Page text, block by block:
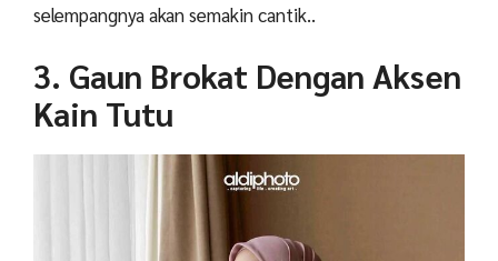
selempangnya akan semakin cantik..
3. Gaun Brokat Dengan Aksen
Kain Tutu